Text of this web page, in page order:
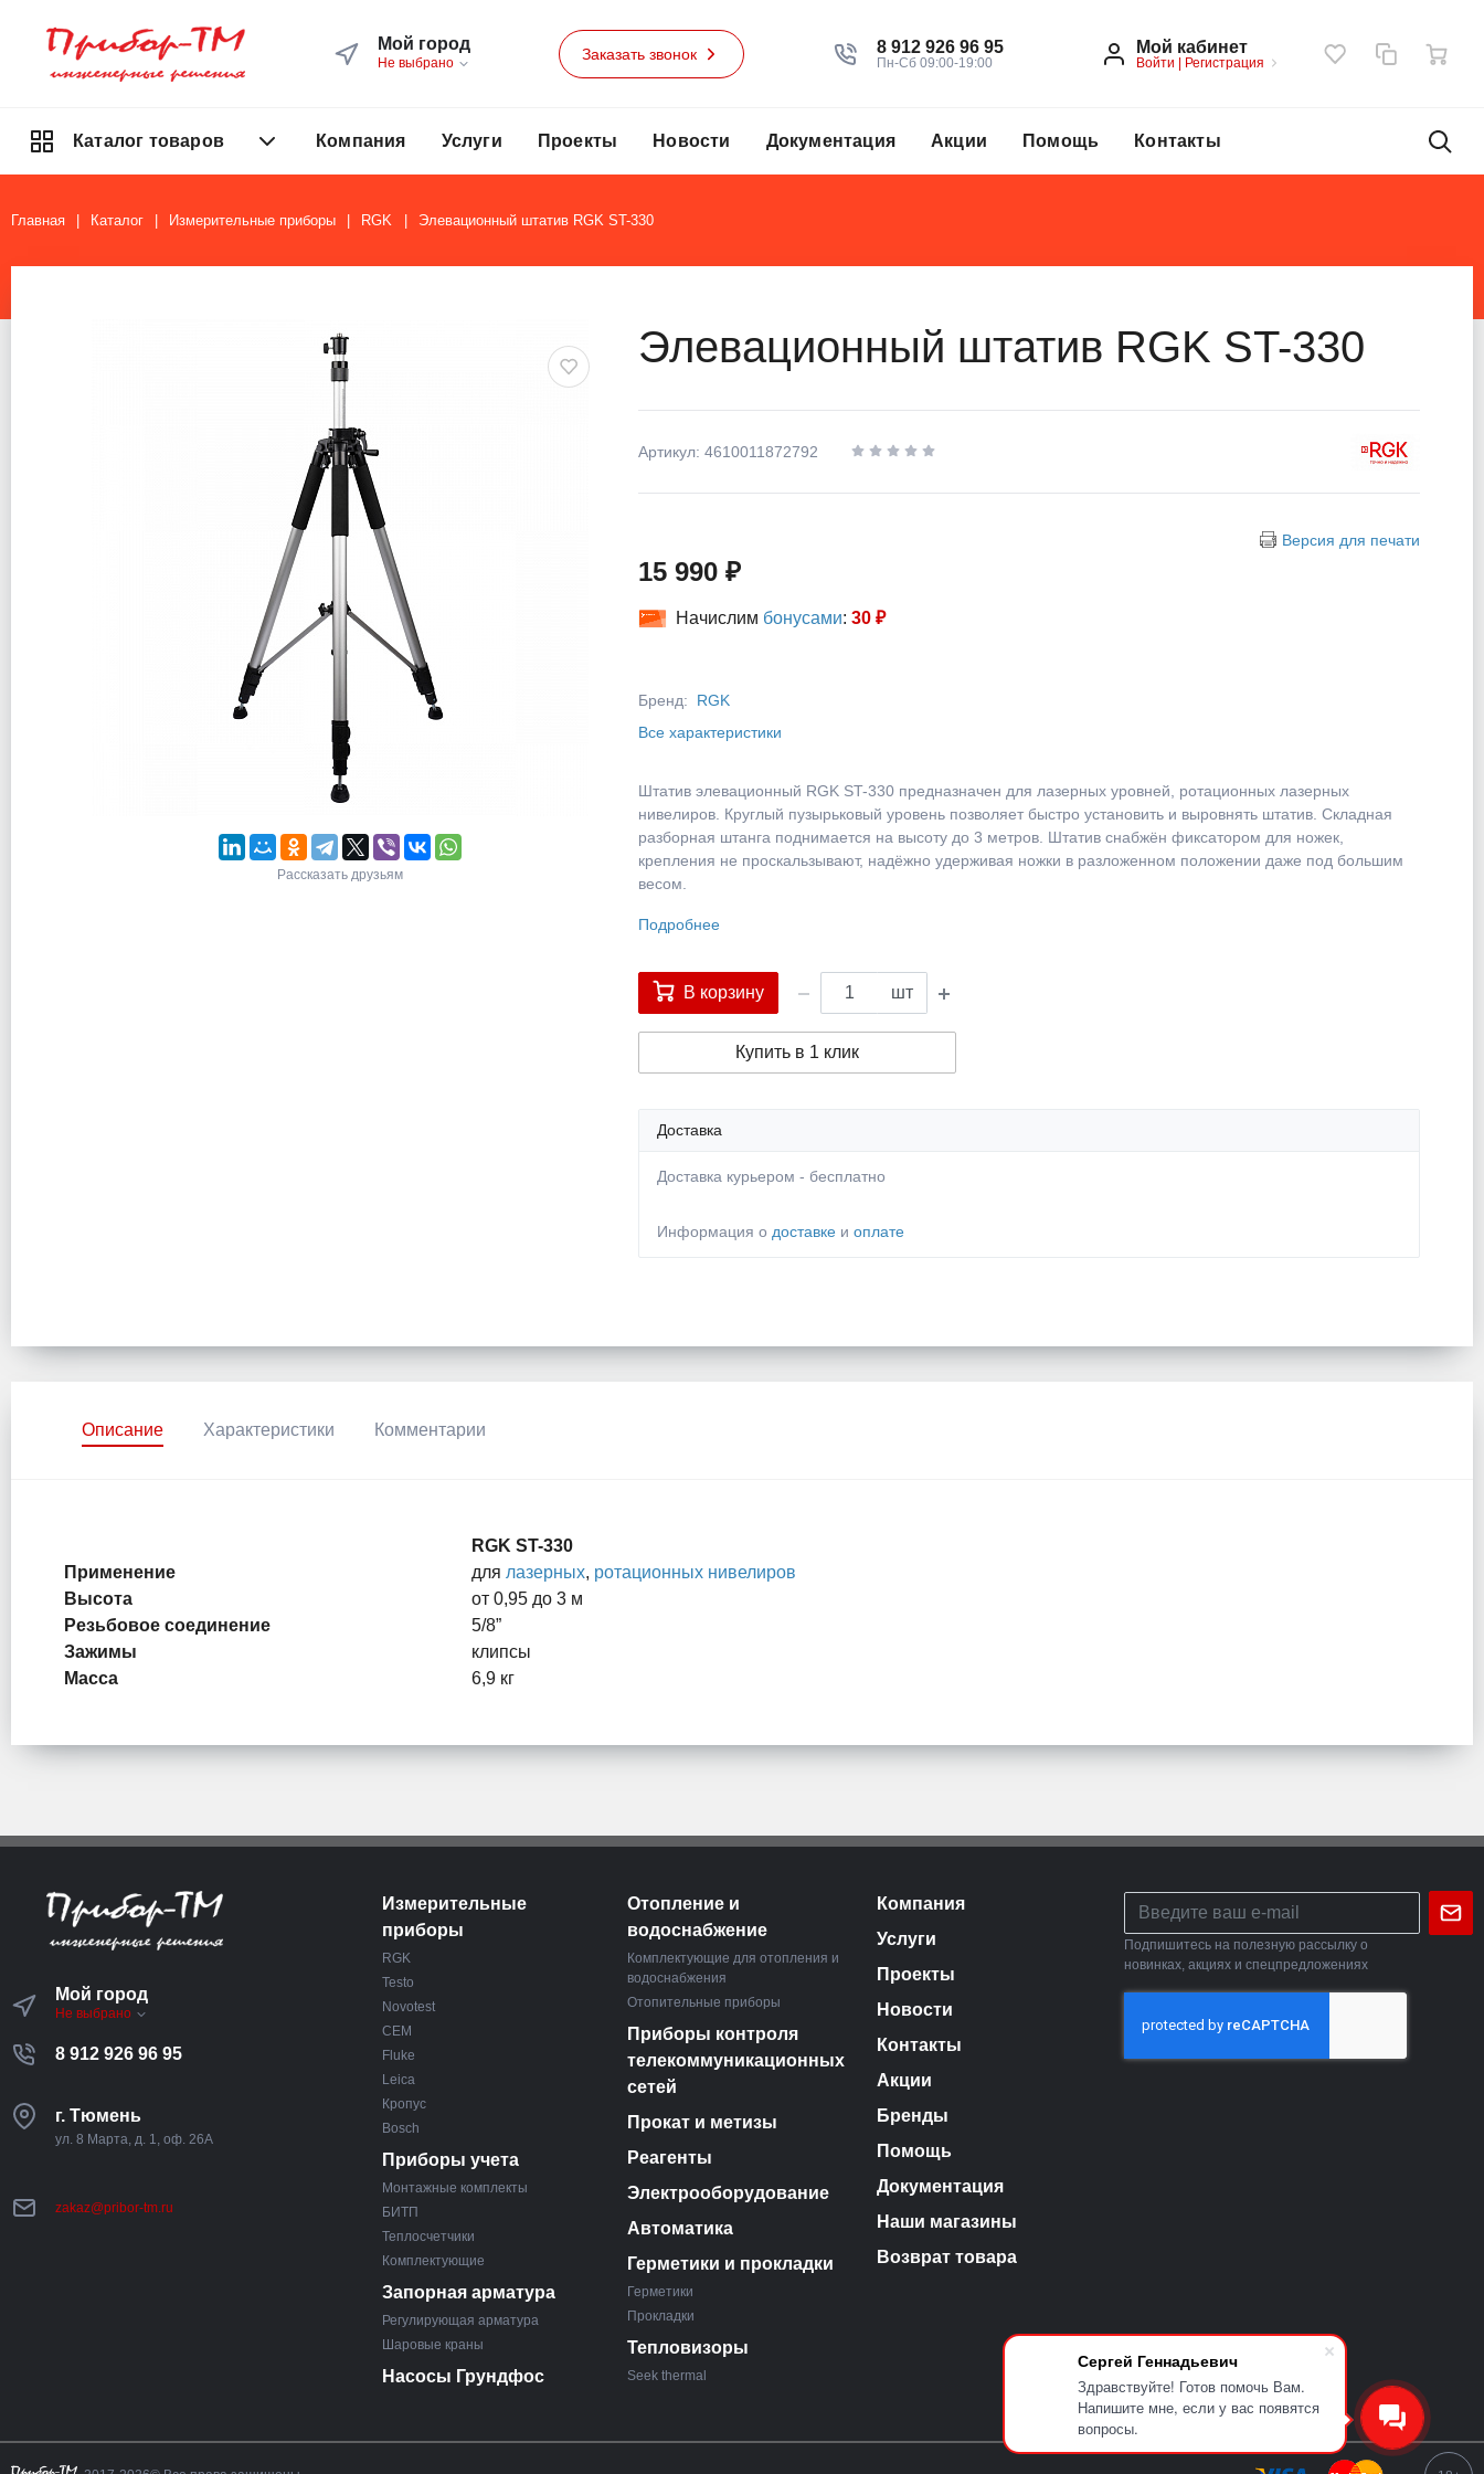
Сергей Геннадьевич
Здравствуйте! Готов помочь Вам.
Напишите мне, если у вас появятся
вопросы.
Мой город
Не выбрано
Заказать звонок 8 912 926 96 95
Пн-Сб 09:00-19:00
Мой кабинет
Войти | Регистрация
Каталог товаров Компания Услуги Проекты Новости Документация Акции Помощь Контакты
Главная Каталог Измерительные приборы RGK Элевационный штатив RGK ST-330
Рассказать друзьям
Элевационный штатив RGK ST-330
Артикул: 4610011872792
Версия для печати
15 990 ₽
Начислим бонусами: 30 ₽
Бренд:
RGK
Все характеристики
Штатив элевационный RGK ST-330 предназначен для лазерных уровней, ротационных лазерных
нивелиров. Круглый пузырьковый уровень позволяет быстро установить и выровнять штатив. Складная
разборная штанга поднимается на высоту до 3 метров. Штатив снабжён фиксатором для ножек,
крепления не проскальзывают, надёжно удерживая ножки в разложенном положении даже под большим
весом.
Подробнее
В корзину шт
Купить в 1 клик
Доставка
Доставка курьером - бесплатно
Информация о доставке и оплате
Описание Характеристики Комментарии
RGK ST-330
Применение
для лазерных, ротационных нивелиров
Высота
от 0,95 до 3 м
Резьбовое соединение
5/8”
Зажимы
клипсы
Масса
6,9 кг
Мой город
Не выбрано
8 912 926 96 95
г. Тюмень
ул. 8 Марта, д. 1, оф. 26А
zakaz@pribor-tm.ru
Измерительные
приборы
RGK
Testo
Novotest
CEM
Fluke
Leica
Кропус
Bosch
Приборы учета
Монтажные комплекты
БИТП
Теплосчетчики
Комплектующие
Запорная арматура
Регулирующая арматура
Шаровые краны
Насосы Грундфос
Отопление и
водоснабжение
Комплектующие для отопления и
водоснабжения
Отопительные приборы
Приборы контроля
телекоммуникационных
сетей
Прокат и метизы
Реагенты
Электрооборудование
Автоматика
Герметики и прокладки
Герметики
Прокладки
Тепловизоры
Seek thermal
Компания
Услуги
Проекты
Новости
Контакты
Акции
Бренды
Помощь
Документация
Наши магазины
Возврат товара
Подпишитесь на полезную рассылку о
новинках, акциях и спецпредложениях